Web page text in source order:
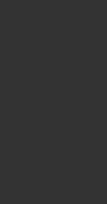
közeg
belátásait
érintjük az